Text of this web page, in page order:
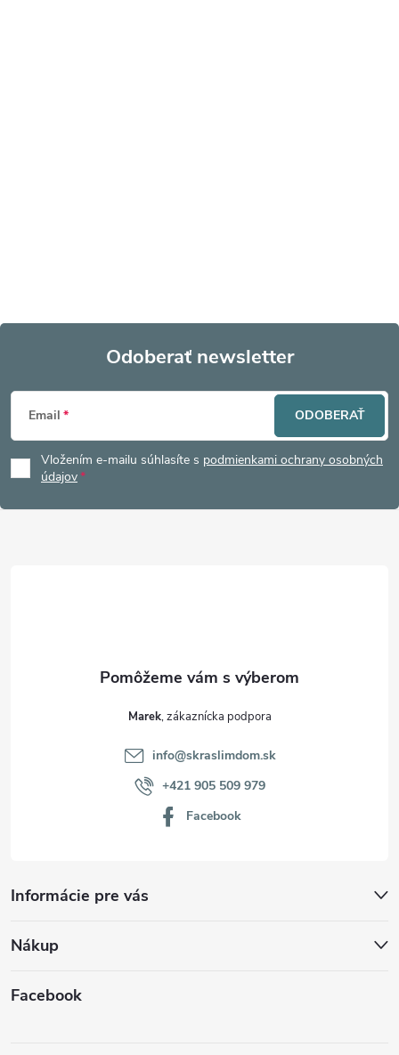
Z
á
p
Odoberať newsletter
Email
Vložením e-mailu súhlasíte s podmienkami ochrany osobných
údajov
ODOBERAŤ
Informácie pre vás
Nákup
Marek
info@skraslimdom.sk
+421 905 509 979
Facebook
Facebook